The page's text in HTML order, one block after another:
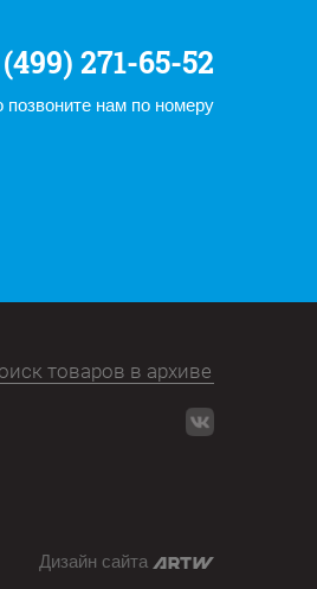
271-65-52
позвоните нам по номеру
Дизайн сайта